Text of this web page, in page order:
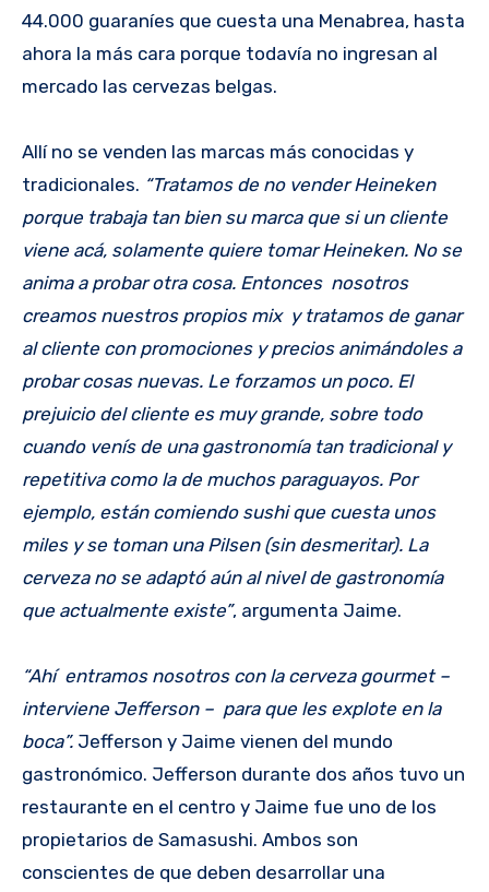
44.000 guaraníes que cuesta una Menabrea, hasta
ahora la más cara porque todavía no ingresan al
mercado las cervezas belgas.
Allí no se venden las marcas más conocidas y
tradicionales. “Tratamos de no vender Heineken
porque trabaja tan bien su marca que si un cliente
viene acá, solamente quiere tomar Heineken. No se
anima a probar otra cosa. Entonces nosotros
creamos nuestros propios mix y tratamos de ganar
al cliente con promociones y precios animándoles a
probar cosas nuevas. Le forzamos un poco. El
prejuicio del cliente es muy grande, sobre todo
cuando venís de una gastronomía tan tradicional y
repetitiva como la de muchos paraguayos. Por
ejemplo, están comiendo sushi que cuesta unos
miles y se toman una Pilsen (sin desmeritar). La
cerveza no se adaptó aún al nivel de gastronomía
que actualmente existe”, argumenta Jaime.
“Ahí entramos nosotros con la cerveza gourmet –
interviene Jefferson – para que les explote en la
boca”. Jefferson y Jaime vienen del mundo
gastronómico. Jefferson durante dos años tuvo un
restaurante en el centro y Jaime fue uno de los
propietarios de Samasushi. Ambos son
conscientes de que deben desarrollar una